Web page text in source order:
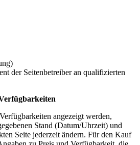
der Seitenbetreiber an qualifizierten
angezeigt werden,
Stand (Datum/Uhrzeit) und
Seite jederzeit ändern. Für den Kauf